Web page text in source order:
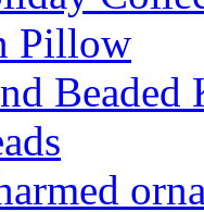
Pillow
Beaded